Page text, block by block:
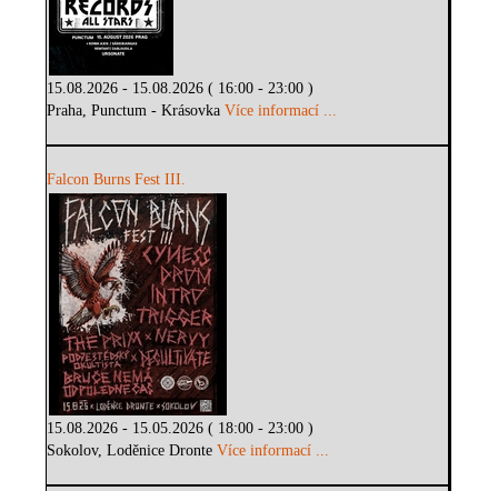
15.08.2026 - 15.08.2026 ( 16:00 - 23:00 )
Praha, Punctum - KrásovkaVíce informací ...
Falcon Burns Fest III.
15.08.2026 - 15.05.2026 ( 18:00 - 23:00 )
Sokolov, Loděnice DronteVíce informací ...